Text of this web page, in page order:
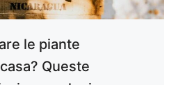
le piante
Queste